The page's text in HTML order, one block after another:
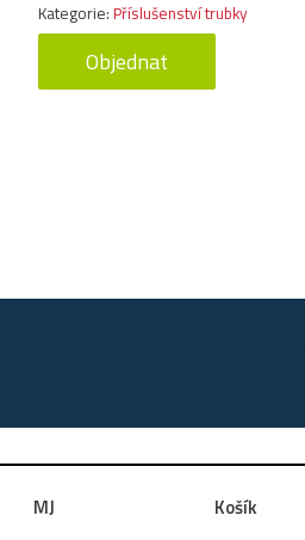
Kategorie: Příslušenství trubky
Objednat
MJ Košík